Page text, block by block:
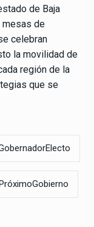
de Baja
mesas de
celebran
la movilidad de
región de la
que se